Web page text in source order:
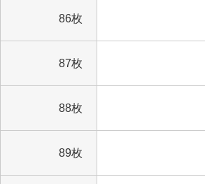
86枚
87枚
88枚
89枚